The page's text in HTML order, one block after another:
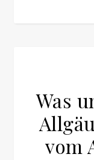
Was
vom